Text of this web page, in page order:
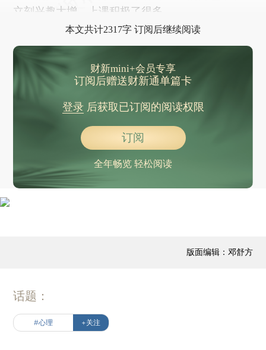
立刻兴趣大增，上课积极了很多。
本文共计2317字 订阅后继续阅读
财新mini+会员专享
订阅后赠送财新通单篇卡
登录后获取已订阅的阅读权限
订阅
全年畅览 轻松阅读
版面编辑：邓舒方
话题：
#心理 +关注